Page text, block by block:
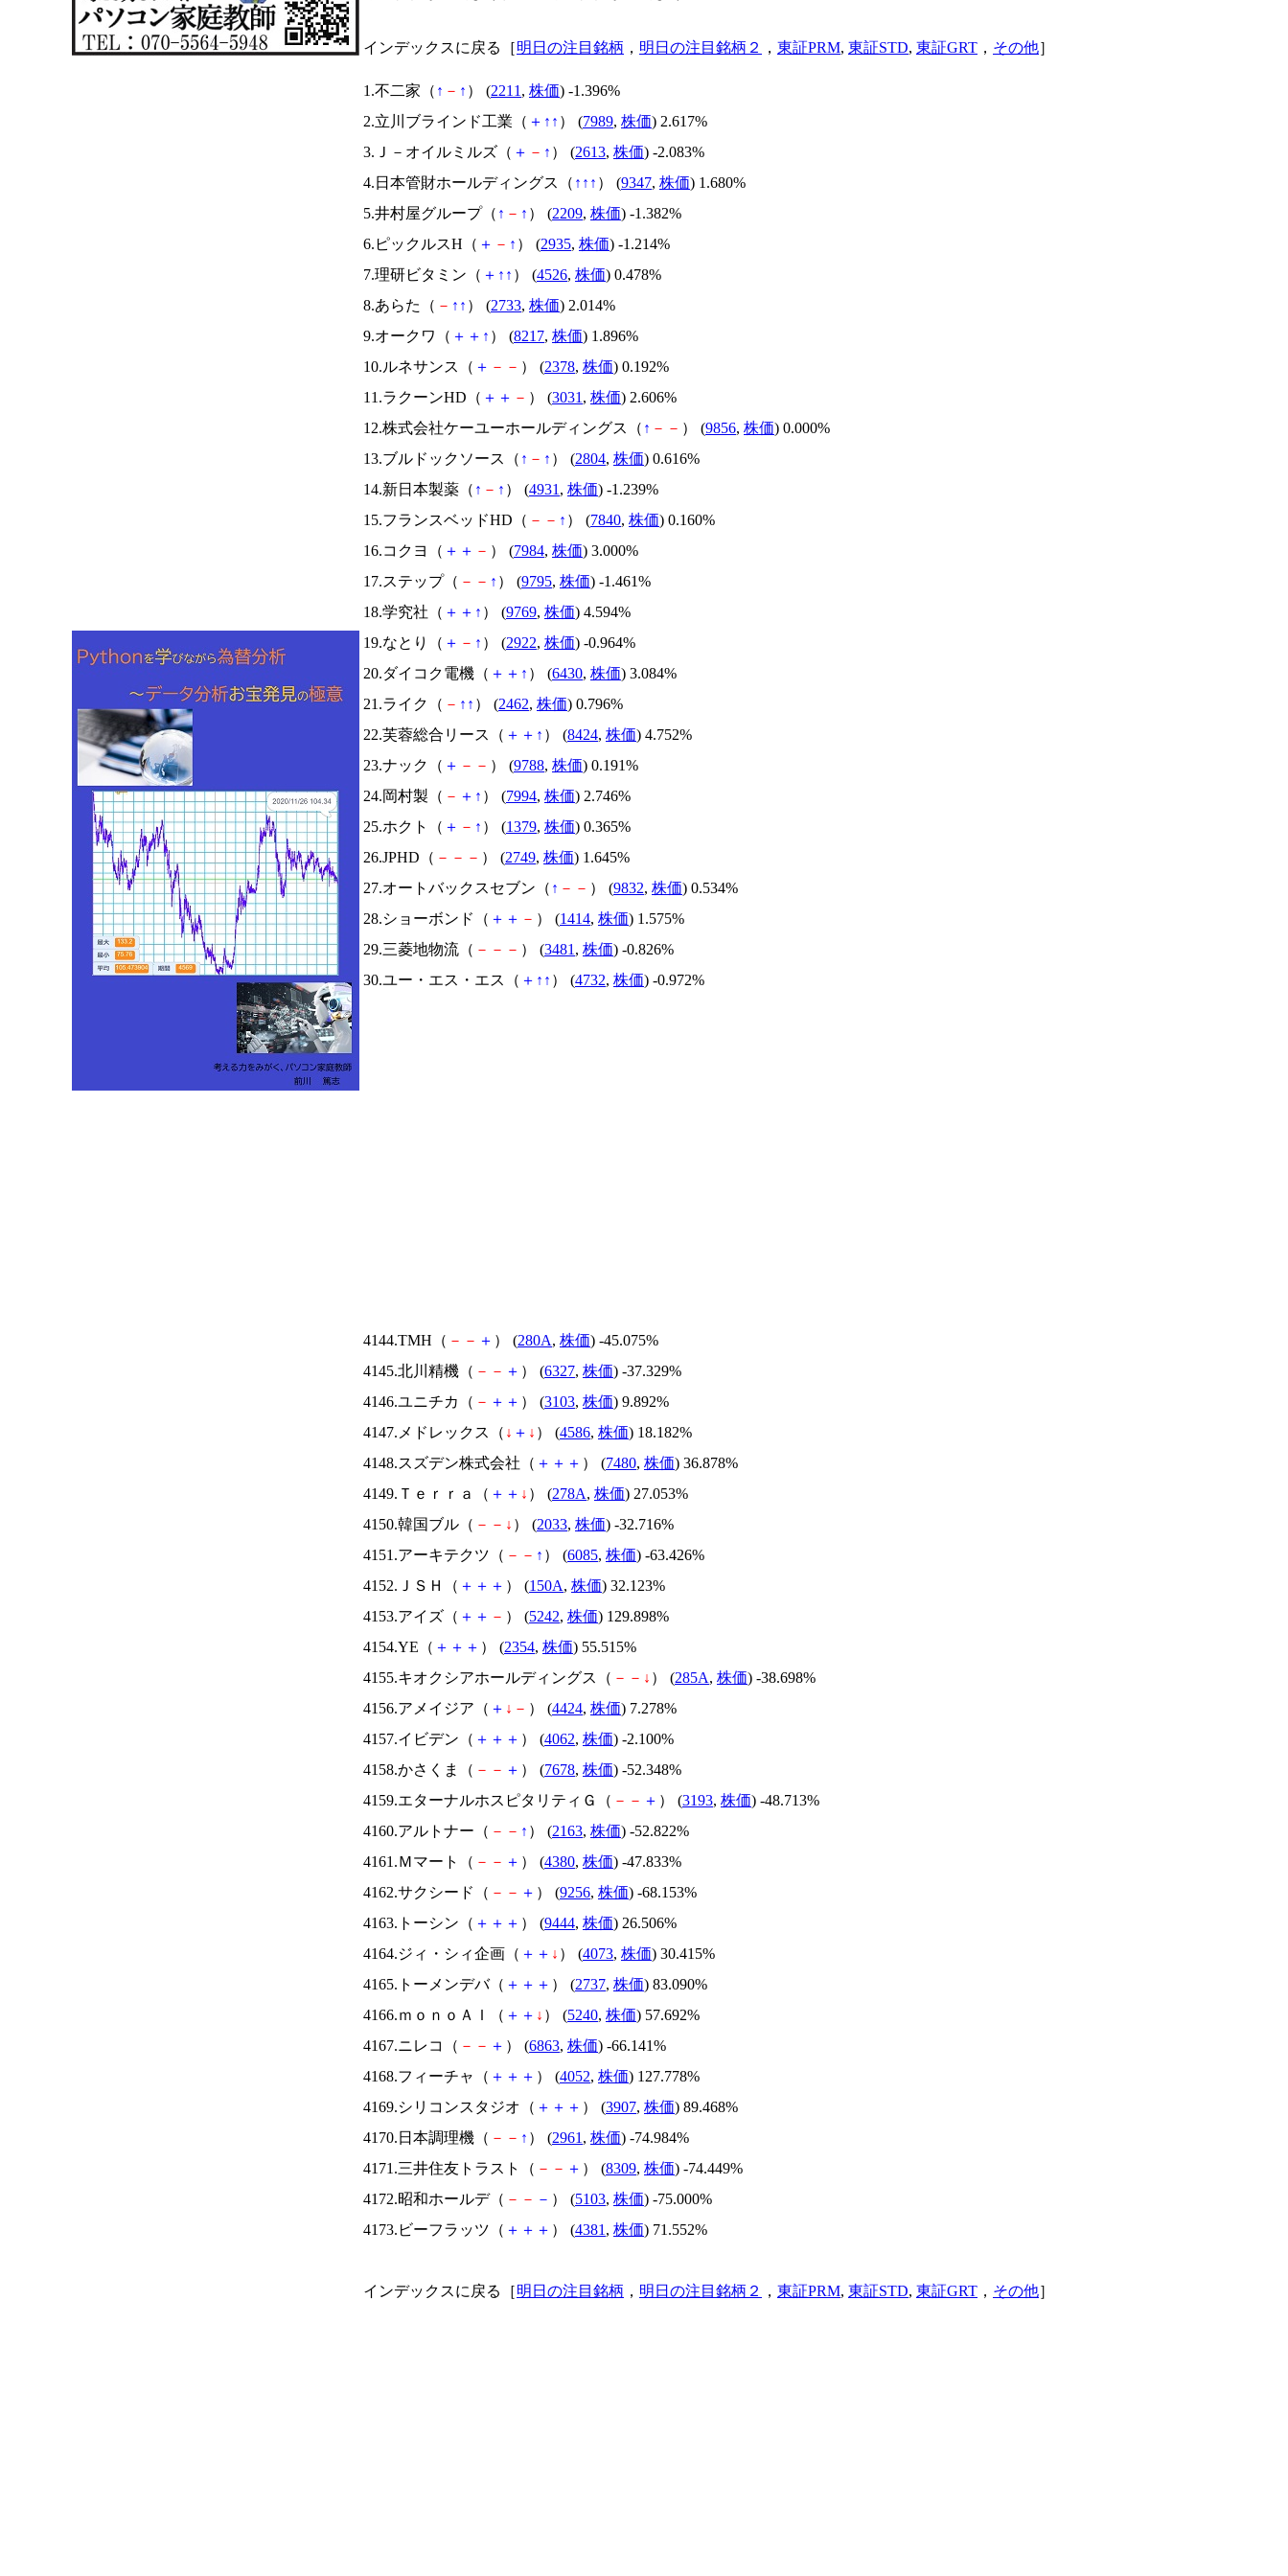
インデックスに戻る［明日の注目銘柄 ， 明日の注目銘柄２ ， 東証PRM, 東証STD, 東証GRT ， その他］
1.不二家（ ↑ － ↑ ） (2211 , 株価) -1.396%
2.立川ブラインド工業（ ＋ ↑ ↑ ） (7989, 株価) 2.617%
3.Ｊ－オイルミルズ（ ＋ － ↑ ） (2613, 株価) -2.083%
4.日本管財ホールディングス（ ↑ ↑ ↑ ） (9347, 株価) 1.680%
5.井村屋グループ（ ↑ － ↑ ） (2209, 株価) -1.382%
6.ピックルスH（ ＋ － ↑ ） (2935, 株価) -1.214%
7.理研ビタミン（ ＋ ↑ ↑ ） (4526, 株価) 0.478%
8.あらた（ － ↑ ↑ ） (2733, 株価) 2.014%
9.オークワ（ ＋ ＋ ↑ ） (8217, 株価) 1.896%
10.ルネサンス（ ＋ － － ） (2378, 株価) 0.192%
11.ラクーンHD（ ＋ ＋ － ） (3031 , 株価) 2.606%
12.株式会社ケーユーホールディングス（ ↑ － － ） (9856, 株価) 0.000%
13.ブルドックソース（ ↑ － ↑ ） (2804, 株価) 0.616%
14.新日本製薬（ ↑ － ↑ ） (4931 , 株価) -1.239%
15.フランスベッドHD（ － － ↑ ） (7840, 株価) 0.160%
16.コクヨ（ ＋ ＋ － ） (7984, 株価) 3.000%
17.ステップ（ － － ↑ ） (9795, 株価) -1.461%
18.学究社（ ＋ ＋ ↑ ） (9769, 株価) 4.594%
19.なとり（ ＋ － ↑ ） (2922, 株価) -0.964%
20.ダイコク電機（ ＋ ＋ ↑ ） (6430, 株価) 3.084%
21.ライク（ － ↑ ↑ ） (2462, 株価) 0.796%
22.芙蓉総合リース（ ＋ ＋ ↑ ） (8424, 株価) 4.752%
23.ナック（ ＋ － － ） (9788, 株価) 0.191%
24.岡村製（ － ＋ ↑ ） (7994, 株価) 2.746%
25.ホクト（ ＋ － ↑ ） (1379, 株価) 0.365%
26.JPHD（ － － － ） (2749, 株価) 1.645%
27.オートバックスセブン（ ↑ － － ） (9832, 株価) 0.534%
28.ショーボンド（ ＋ ＋ － ） (1414, 株価) 1.575%
29.三菱地物流（ － － － ） (3481 , 株価) -0.826%
30.ユー・エス・エス（ ＋ ↑ ↑ ） (4732, 株価) -0.972%
4144.TMH（ － － ＋ ） (280A, 株価) -45.075%
4145.北川精機（ － － ＋ ） (6327, 株価) -37.329%
4146.ユニチカ（ － ＋ ＋ ） (3103, 株価) 9.892%
4147.メドレックス（ ↓ ＋ ↓ ） (4586, 株価) 18.182%
4148.スズデン株式会社（ ＋ ＋ ＋ ） (7480, 株価) 36.878%
4149.Ｔｅｒｒａ（ ＋ ＋ ↓ ） (278A, 株価) 27.053%
4150.韓国ブル（ － － ↓ ） (2033, 株価) -32.716%
4151.アーキテクツ（ － － ↑ ） (6085, 株価) -63.426%
4152.ＪＳＨ（ ＋ ＋ ＋ ） (150A, 株価) 32.123%
4153.アイズ（ ＋ ＋ － ） (5242, 株価) 129.898%
4154.YE（ ＋ ＋ ＋ ） (2354, 株価) 55.515%
4155.キオクシアホールディングス（ － － ↓ ） (285A, 株価) -38.698%
4156.アメイジア（ ＋ ↓ － ） (4424, 株価) 7.278%
4157.イビデン（ ＋ ＋ ＋ ） (4062, 株価) -2.100%
4158.かさくま（ － － ＋ ） (7678, 株価) -52.348%
4159.エターナルホスピタリティＧ（ － － ＋ ） (3193, 株価) -48.713%
4160.アルトナー（ － － ↑ ） (2163, 株価) -52.822%
4161.Ｍマート（ － － ＋ ） (4380, 株価) -47.833%
4162.サクシード（ － － ＋ ） (9256, 株価) -68.153%
4163.トーシン（ ＋ ＋ ＋ ） (9444, 株価) 26.506%
4164.ジィ・シィ企画（ ＋ ＋ ↓ ） (4073, 株価) 30.415%
4165.トーメンデバ（ ＋ ＋ ＋ ） (2737, 株価) 83.090%
4166.ｍｏｎｏＡＩ（ ＋ ＋ ↓ ） (5240, 株価) 57.692%
4167.ニレコ（ － － ＋ ） (6863, 株価) -66.141%
4168.フィーチャ（ ＋ ＋ ＋ ） (4052, 株価) 127.778%
4169.シリコンスタジオ（ ＋ ＋ ＋ ） (3907, 株価) 89.468%
4170.日本調理機（ － － ↑ ） (2961 , 株価) -74.984%
4171.三井住友トラスト（ － － ＋ ） (8309, 株価) -74.449%
4172.昭和ホールデ（ － － － ） (5103, 株価) -75.000%
4173.ビーフラッツ（ ＋ ＋ ＋ ） (4381 , 株価) 71.552%
インデックスに戻る［明日の注目銘柄 ， 明日の注目銘柄２ ， 東証PRM, 東証STD, 東証GRT ， その他］